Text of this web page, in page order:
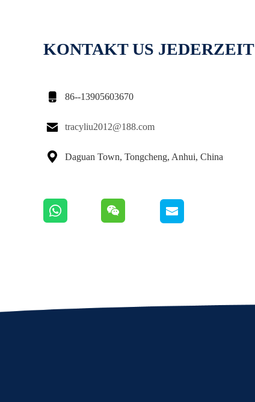
KONTAKT US JEDERZEIT
 86--13905603670
 tracyliu2012@188.com
 Daguan Town, Tongcheng, Anhui, China